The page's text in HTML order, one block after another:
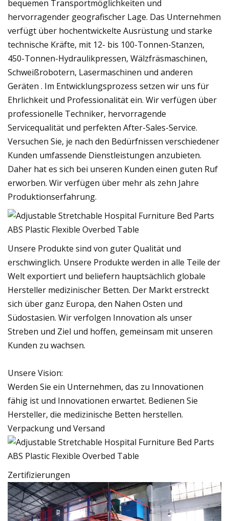
bequemen Transportmöglichkeiten und
hervorragender geografischer Lage. Das Unternehmen
verfügt über hochentwickelte Ausrüstung und starke
technische Kräfte, mit 12- bis 100-Tonnen-Stanzen,
450-Tonnen-Hydraulikpressen, Wälzfräsmaschinen,
Schweißrobotern, Lasermaschinen und anderen
Geräten . Im Entwicklungsprozess setzen wir uns für
Ehrlichkeit und Professionalität ein. Wir verfügen über
professionelle Techniker, hervorragende
Servicequalität und perfekten After-Sales-Service.
Versuchen Sie, je nach den Bedürfnissen verschiedener
Kunden umfassende Dienstleistungen anzubieten.
Daher hat es sich bei unseren Kunden einen guten Ruf
erworben. Wir verfügen über mehr als zehn Jahre
Produktionserfahrung.
Unsere Produkte sind von guter Qualität und
erschwinglich. Unsere Produkte werden in alle Teile der
Welt exportiert und beliefern hauptsächlich globale
Hersteller medizinischer Betten. Der Markt erstreckt
sich über ganz Europa, den Nahen Osten und
Südostasien. Wir verfolgen Innovation als unser
Streben und Ziel und hoffen, gemeinsam mit unseren
Kunden zu wachsen.
Unsere Vision:
Werden Sie ein Unternehmen, das zu Innovationen
fähig ist und Innovationen erwartet. Bedienen Sie
Hersteller, die medizinische Betten herstellen.
Verpackung und Versand
Zertifizierungen